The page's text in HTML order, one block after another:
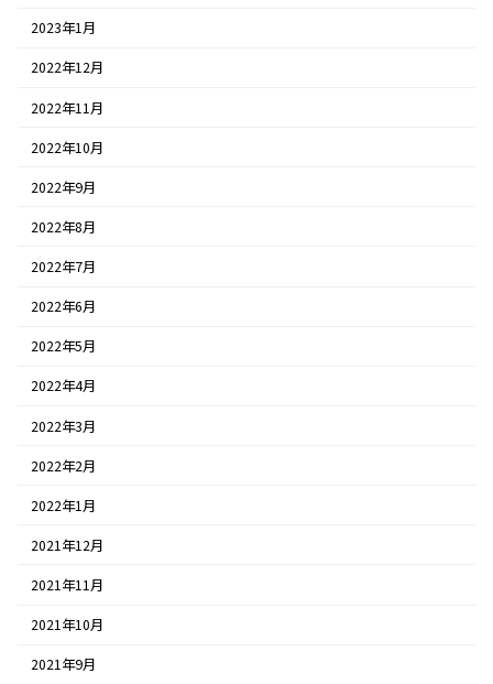
2023年1月
2022年12月
2022年11月
2022年10月
2022年9月
2022年8月
2022年7月
2022年6月
2022年5月
2022年4月
2022年3月
2022年2月
2022年1月
2021年12月
2021年11月
2021年10月
2021年9月